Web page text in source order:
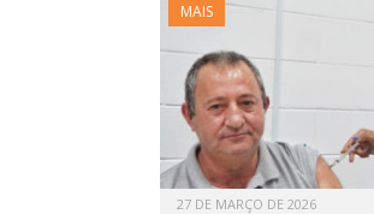
MAIS
27 DE MARÇO DE 2026